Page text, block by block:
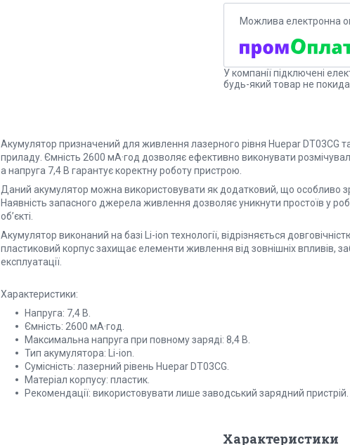
У компанії підключені
будь-який товар не
Акумулятор призначений для живлення лазерного рівня Huepar DT03CG
приладу. Ємність 2600 мА·год дозволяє ефективно виконувати
а напруга 7,4 В гарантує коректну роботу пристрою.
Даний акумулятор можна використовувати як додатковий, що особливо
Наявність запасного джерела живлення дозволяє уникнути простоїв у
об’єкті.
Акумулятор виконаний на базі Li-ion технології, відрізняється
пластиковий корпус захищає елементи живлення від зовнішніх впливів,
експлуатації.
Характеристики:
Напруга: 7,4 В.
Ємність: 2600 мА·год.
Максимальна напруга при повному заряді: 8,4 В.
Тип акумулятора: Li-ion.
Сумісність: лазерний рівень Huepar DT03CG.
Матеріал корпусу: пластик.
Рекомендації: використовувати лише заводський зарядний пристрій.
Характеристики